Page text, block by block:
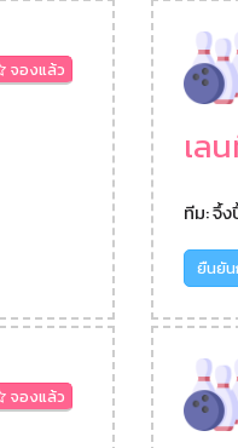
จองแล้ว
เล
ทีม: จึ้
ยืนยัน
จองแล้ว